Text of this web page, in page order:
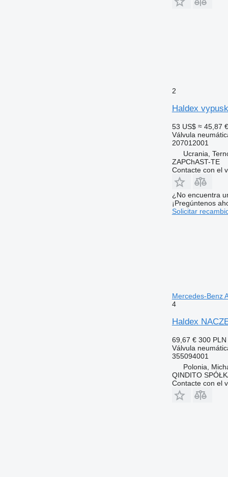
2
Haldex
53 US$ ≈ 45,87 €
Válvula
207012001
Ucrania,
ZAPChAST-TE
Contacte con el
¿No encuentra
¡Pregúntenos
Solicitar
Mercedes-Benz
4
Haldex
69,67 € 300 PLN
Válvula
355094001
Polonia,
QINDITO
Contacte con el